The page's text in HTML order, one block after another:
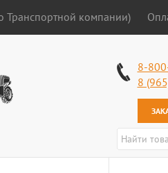
Транспортной компании)
8-
8